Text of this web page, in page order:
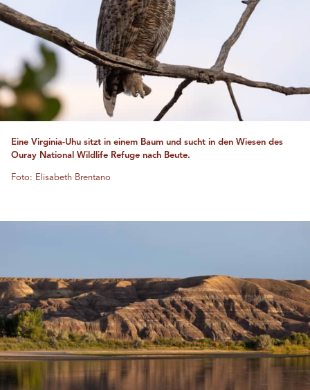
Eine Virginia-Uhu sitzt in einem Baum und sucht in den Wiesen des
Ouray National Wildlife Refuge nach Beute.
Foto: Elisabeth Brentano